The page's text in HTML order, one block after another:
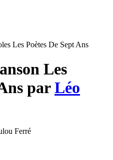
Les Poètes De Sept Ans
Les
parLéo
Ferré